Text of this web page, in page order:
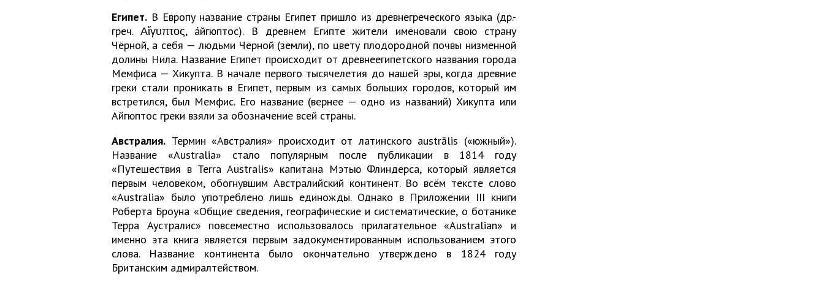
Египет. В Европу название страны Египет пришло из древнегреческого языка (др.-
греч. Αἴγυπτος, а́йгюптос). В древнем Египте жители именовали свою страну
Чёрной, а себя — людьми Чёрной (земли), по цвету плодородной почвы низменной
долины Нила. Название Египет происходит от древнеегипетского названия города
Мемфиса — Хикупта. В начале первого тысячелетия до нашей эры, когда древние
греки стали проникать в Египет, первым из самых больших городов, который им
встретился, был Мемфис. Его название (вернее — одно из названий) Хикупта или
Айгюптос греки взяли за обозначение всей страны.
Австралия. Термин «Австралия» происходит от латинского austrālis («южный»).
Название «Australia» стало популярным после публикации в 1814 году
«Путешествия в Terra Australis» капитана Мэтью Флиндерса, который является
первым человеком, обогнувшим Австралийский континент. Во всём тексте слово
«Australia» было употреблено лишь единожды. Однако в Приложении III книги
Роберта Броуна «Общие сведения, географические и систематические, о ботанике
Терра Аустралис» повсеместно использовалось прилагательное «Australian» и
именно эта книга является первым задокументированным использованием этого
слова. Название континента было окончательно утверждено в 1824 году
Британским адмиралтейством.